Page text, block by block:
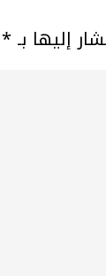
إليها بـ *